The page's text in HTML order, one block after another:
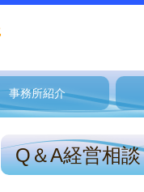
事務所紹介
Q＆A経営相談